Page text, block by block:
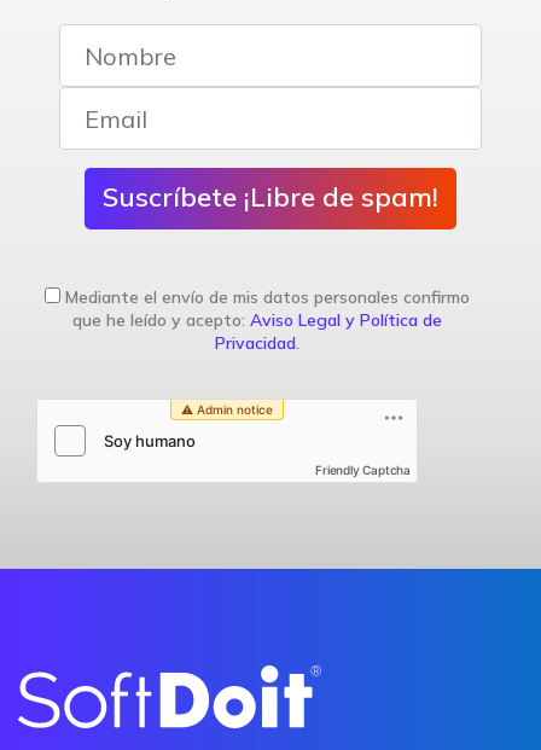
Suscríbete ¡Libre de spam!
Mediante el envío de mis datos personales confirmo
que he leído y acepto: Aviso Legal y Política de
Privacidad.
Friendly Captcha